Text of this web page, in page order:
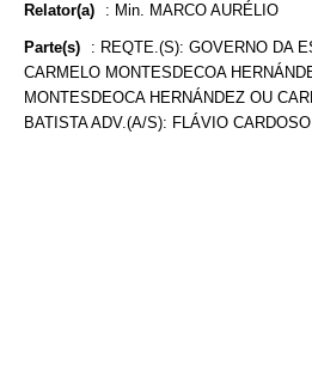
Relator(a) : Min. MARCO AURÉLIO
Parte(s) : REQTE.(S): GOVERNO DA
CARMELO MONTESDECOA
MONTESDEOCA HERNÁNDEZ OU
BATISTA ADV.(A/S): FLÁVIO CARDOSO